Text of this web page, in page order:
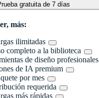
gratuita de 7 días
más:
ilimitadas
completo a la biblioteca
de diseño profesionales
de IA premium
por mes
requerida
más rápidas